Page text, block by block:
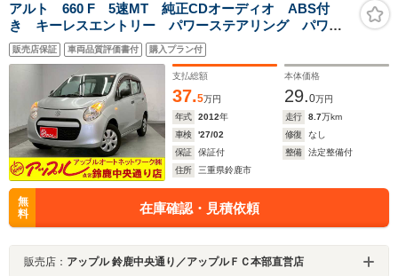
アルト 660 F 5速MT 純正CDオーディオ ABS付
き キーレスエントリー パワーステアリング パワー
ウィンドウ マニュアルエアコン ユーザー買取車
販売店保証 車両品質評価書付 購入プラン付
支払総額
37.5万円
本体価格
29.0万円
年式
2012年 走行 8.7万km
車検
'27/02 修復
なし
保証
保証付 整備
法定整備付
住所
三重県鈴鹿市
無
料
在庫確認・見積依頼
販売店： アップル 鈴鹿中央通り／アップルＦＣ本部直営店